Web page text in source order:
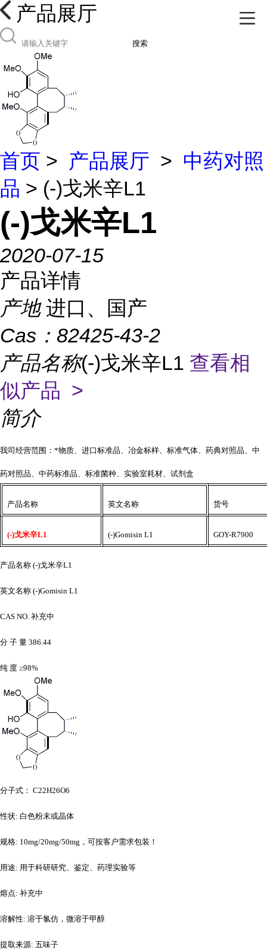
产品展厅
搜索
首页 > 产品展厅 > 中药对照
品 > (-)戈米辛L1
(-)戈米辛L1
2020-07-15
产品详情
产地 进口、国产
Cas： 82425-43-2
产品名称(-)戈米辛L1 查看相
似产品 >
简介
我司经营范围：*物质、进口标准品、冶金标样、标准气体、药典对照品、中
药对照品、中药标准品、标准菌种、实验室耗材、试剂盒
产品名称 英文名称 货号
(-)戈米辛L1 (-)Gomisin L1 GOY-R7900
产品名称 (-)戈米辛L1
英文名称 (-)Gomisin L1
CAS NO. 补充中
分 子 量 386.44
纯 度 ≥98%
分子式： C22H26O6
性状: 白色粉末或晶体
规格: 10mg/20mg/50mg，可按客户需求包装！
用途: 用于科研研究、鉴定、药理实验等
熔点: 补充中
溶解性: 溶于氯仿，微溶于甲醇
提取来源: 五味子